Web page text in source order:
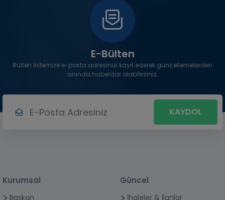
E-Bülten
Bülten listemize e-posta adresinizi kayıt ederek güncellemelerden
anında haberdar olabilirsiniz.
KAYDOL
Kurumsal
Başkan
Güncel
İhaleler & İlanlar